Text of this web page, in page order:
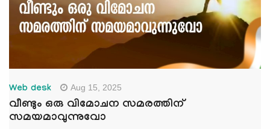
Web desk Aug 15, 2025
വീണ്ടും ഒരു വിമോചന സമരത്തിന്
സമയമാവുന്നുവോ